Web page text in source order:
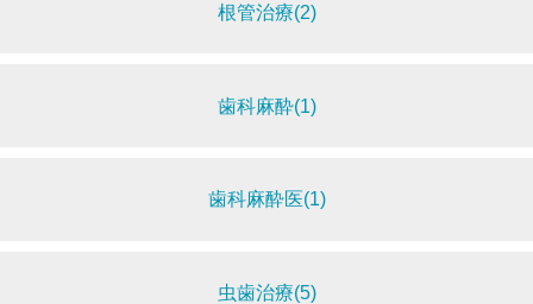
根管治療(2)
歯科麻酔(1)
歯科麻酔医(1)
虫歯治療(5)